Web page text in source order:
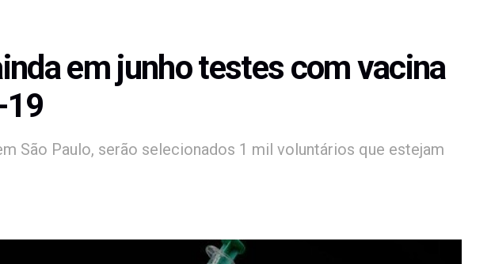
em junho testes com vacina
19
São Paulo, serão selecionados 1 mil voluntários que estejam